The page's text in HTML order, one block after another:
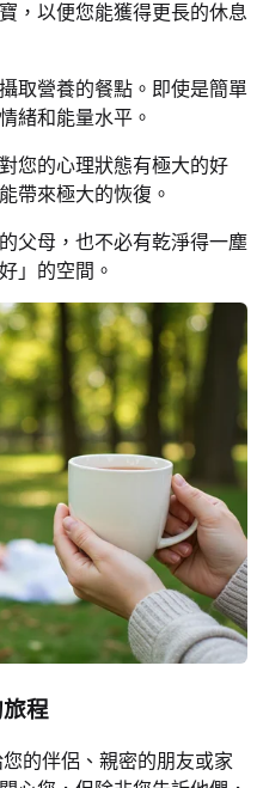
，以便您能獲得更長的休息
取營養的餐點。即使是簡單
緒和能量水平。
您的心理狀態有極大的好
帶來極大的恢復。
父母，也不必有乾淨得一塵
」的空間。
程
您的伴侶、親密的朋友或家